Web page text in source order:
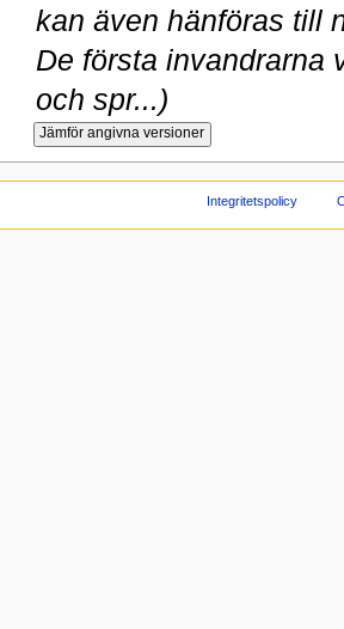
kan även hänföras till
De första invandrarna
och spr...)
Integritetspolicy